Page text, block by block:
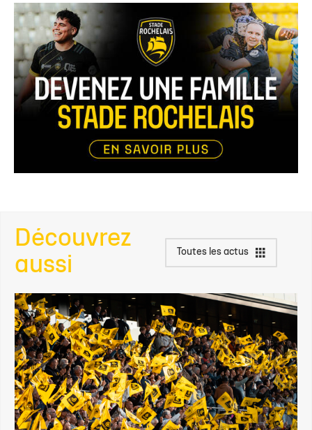
Découvrez
aussi
Toutes les actus